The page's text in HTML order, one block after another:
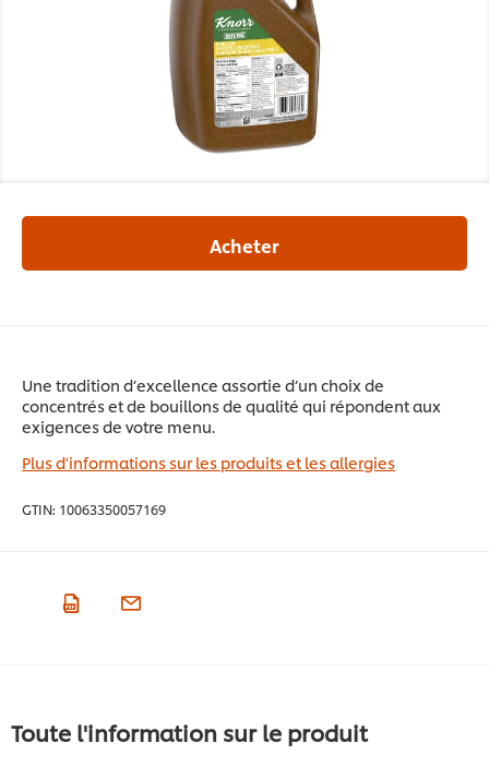
Une tradition d’excellence assortie d’un choix de
concentrés et de bouillons de qualité qui répondent aux
exigences de votre menu.
Plus d'informations sur les produits et les allergies
GTIN: 10063350057169
Acheter
Toute l'information sur le produit